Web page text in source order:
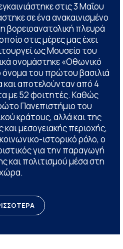
στις 3 Μαΐου
σε ένα ανακαινισμένο
βορειοανατολική πλευρά
στις μέρες μας έχει
ως Μουσείο του
ονομάστηκε «Οθωνικό
του πρώτου βασιλιά
αποτελούνταν από 4
με 52 φοιτητές. Καθώς
Πανεπιστήμιο του
κράτους, αλλά και της
μεσογειακής περιοχής,
ιστορικό ρόλο, ο
για την παραγωγή
και πολιτισμού μέσα στη